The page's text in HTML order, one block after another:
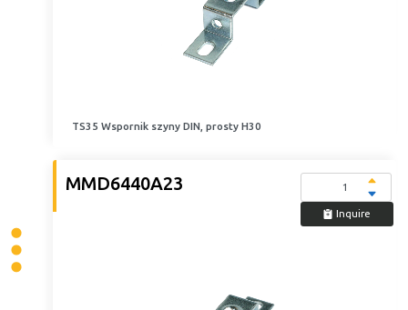
TS35 Wspornik szyny DIN, prosty H30
MMD6440A23
Inquire